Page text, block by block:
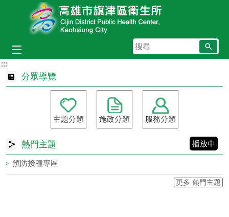
跳到主要內容區塊
搜
尋
:::
分眾導覽
主題分類 施政分類 服務分類
播放中
熱門主題
預防接種專區
更多 熱門主題